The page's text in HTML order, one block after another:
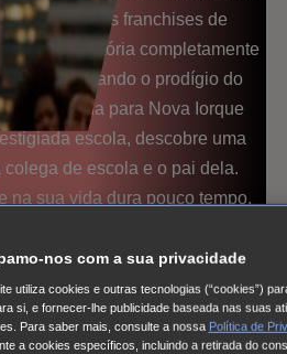
mais amados franchises de
uma história completamente
Quando o prodígio do
se muda para Nova Iorque
escola, descobre uma
colega de escola e o pai dela.
na sua vida dura pouco tempo,
pelo desejo de se defender,
para participar na maior
pela sabedoria do seu
Han (Jackie Chan) e do lendário
nos com a sua privacidade
utiliza cookies e outras tecnologias (“cookies”)
si, e fornecer-lhe publicidade baseada nas suas
Para saber mais, consulte a nossa Política de
a cookies específicos, incluindo a retirada do